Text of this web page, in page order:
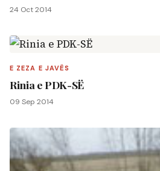
24 Oct 2014
E ZEZA E JAVËS
Rinia e PDK-SË
09 Sep 2014